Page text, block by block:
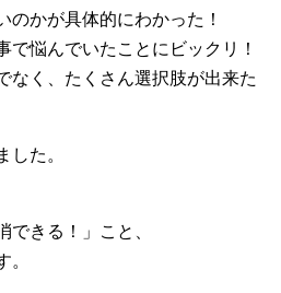
のかが具体的にわかった！
で悩んでいたことにビックリ！
なく、たくさん選択肢が出来た
した。
できる！」こと、
。